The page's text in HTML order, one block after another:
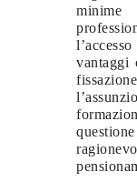
vantaggi